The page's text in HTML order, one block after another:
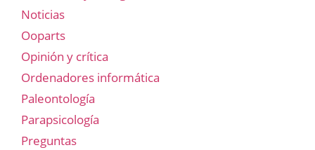
Noticias
Ooparts
Opinión y crítica
Ordenadores informática
Paleontología
Parapsicología
Preguntas